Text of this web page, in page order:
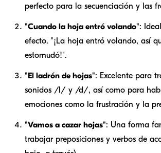
perfecto para la secuenciación y las
"Cuando la hoja entró volando":
efecto. "¡La hoja entró volando, así
estornudó!".
"El ladrón de hojas": Excelente para
sonidos /l/ y /d/, así como para
emociones como la frustración y la
"Vamos a cazar hojas": Una forma
trabajar preposiciones y verbos de